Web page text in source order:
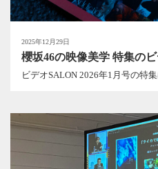
2025年12月29日
櫻坂46の映像美学 特集の
ビデオSALON 2026年1月号の特